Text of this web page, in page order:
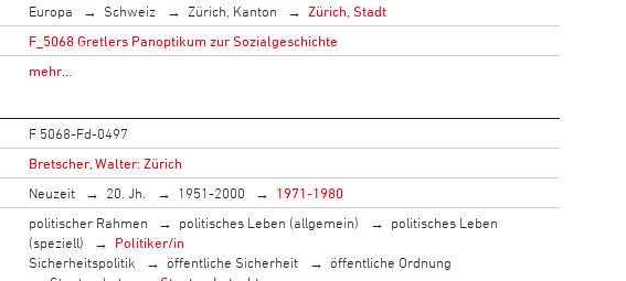
Europa Schweiz Zürich, Kanton
Zürich, Stadt
F_5068 Gretlers Panoptikum zur Sozialgeschichte
mehr…
F 5068-Fd-0497
Bretscher, Walter: Zürich
Neuzeit 20. Jh. 1951-2000
1971-1980
politischer Rahmen politisches Leben (allgemein)
politisches Leben
(speziell)
Politiker/in
Sicherheitspolitik
öffentliche Sicherheit
öffentliche Ordnung